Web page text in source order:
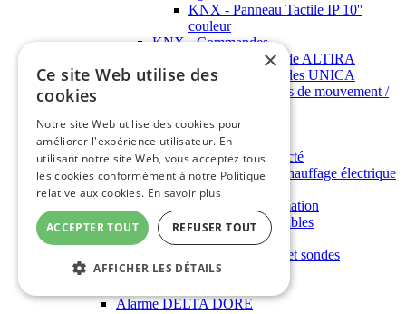
KNX - Panneau Tactile IP 10''
couleur
KNX - Commandes
KNX - Commande ALTIRA
KNX - Commandes UNICA
KNX - Détecteurs de mouvement /
Cable KNX
DELTA DORE
Ecrans et maison connecté
Gestion et pilotage du chauffage électrique
Gestionnaires d'énergie
Indicateurs de consommation
Thermostats programmables
Régulateurs
Thermostats, interfaces et sondes
Yokis
Alarme DELTA DORE
×
Ce site Web utilise des
cookies
Notre site Web utilise des cookies pour
améliorer l'expérience utilisateur. En
utilisant notre site Web, vous acceptez tous
les cookies conformément à notre Politique
relative aux cookies. En savoir plus
ACCEPTER TOUT REFUSER TOUT
AFFICHER LES DÉTAILS